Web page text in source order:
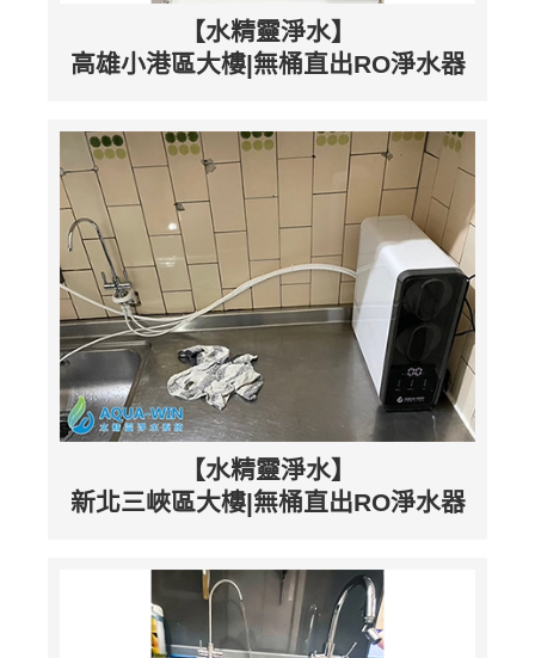
【水精靈淨水】
高雄小港區大樓|無桶直出RO淨水器
【水精靈淨水】
新北三峽區大樓|無桶直出RO淨水器